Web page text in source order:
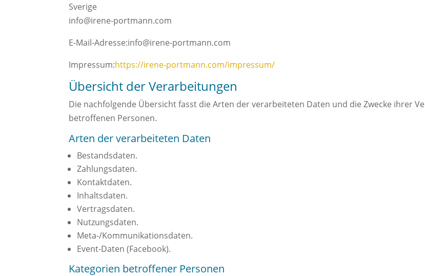
Sverige
info@irene-portmann.com
E-Mail-Adresse:info@irene-portmann.com
Impressum:https://irene-portmann.com/impressum/
Übersicht der Verarbeitungen
Die nachfolgende Übersicht fasst die Arten der verarbeiteten Daten und die Zwecke ihrer
betroffenen Personen.
Arten der verarbeiteten Daten
Bestandsdaten.
Zahlungsdaten.
Kontaktdaten.
Inhaltsdaten.
Vertragsdaten.
Nutzungsdaten.
Meta-/Kommunikationsdaten.
Event-Daten (Facebook).
Kategorien betroffener Personen